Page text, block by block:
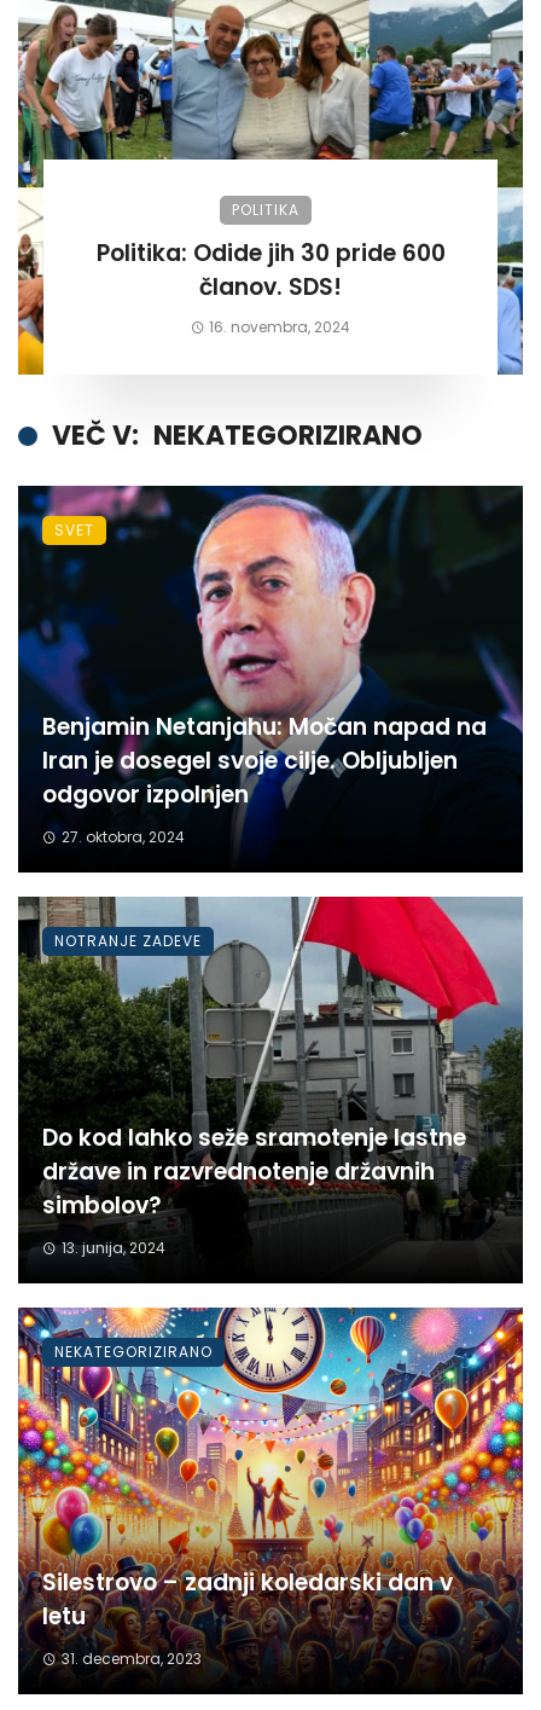
POLITIKA
Politika: Odide jih 30 pride 600
članov. SDS!
16. novembra, 2024
VEČ V: NEKATEGORIZIRANO
Benjamin Netanjahu: Močan napad na
Iran je dosegel svoje cilje. Obljubljen
odgovor izpolnjen
27. oktobra, 2024
SVET
Do kod lahko seže sramotenje lastne
države in razvrednotenje državnih
simbolov?
13. junija, 2024
NOTRANJE ZADEVE
Silestrovo – zadnji koledarski dan v
letu
31. decembra, 2023
NEKATEGORIZIRANO